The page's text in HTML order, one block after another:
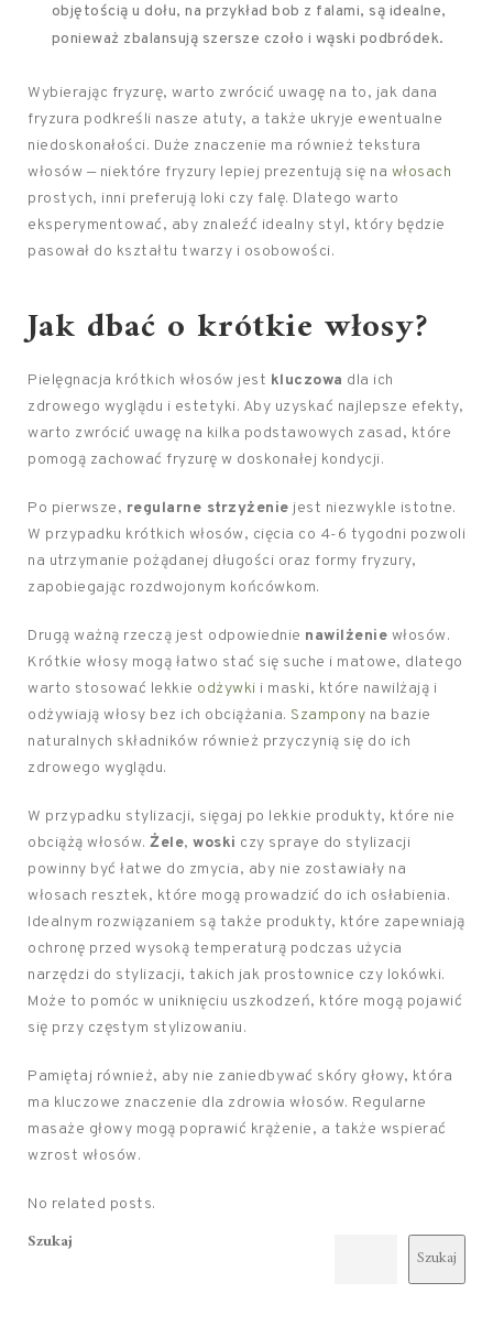
objętością u dołu, na przykład bob z falami, są idealne,
ponieważ zbalansują szersze czoło i wąski podbródek.
Wybierając fryzurę, warto zwrócić uwagę na to, jak dana
fryzura podkreśli nasze atuty, a także ukryje ewentualne
niedoskonałości. Duże znaczenie ma również tekstura
włosów — niektóre fryzury lepiej prezentują się na włosach
prostych, inni preferują loki czy falę. Dlatego warto
eksperymentować, aby znaleźć idealny styl, który będzie
pasował do kształtu twarzy i osobowości.
Jak dbać o krótkie włosy?
Pielęgnacja krótkich włosów jest kluczowa dla ich
zdrowego wyglądu i estetyki. Aby uzyskać najlepsze efekty,
warto zwrócić uwagę na kilka podstawowych zasad, które
pomogą zachować fryzurę w doskonałej kondycji.
Po pierwsze, regularne strzyżenie jest niezwykle istotne.
W przypadku krótkich włosów, cięcia co 4-6 tygodni pozwoli
na utrzymanie pożądanej długości oraz formy fryzury,
zapobiegając rozdwojonym końcówkom.
Drugą ważną rzeczą jest odpowiednie nawilżenie włosów.
Krótkie włosy mogą łatwo stać się suche i matowe, dlatego
warto stosować lekkie odżywki i maski, które nawilżają i
odżywiają włosy bez ich obciążania. Szampony na bazie
naturalnych składników również przyczynią się do ich
zdrowego wyglądu.
W przypadku stylizacji, sięgaj po lekkie produkty, które nie
obciążą włosów. Żele, woski czy spraye do stylizacji
powinny być łatwe do zmycia, aby nie zostawiały na
włosach resztek, które mogą prowadzić do ich osłabienia.
Idealnym rozwiązaniem są także produkty, które zapewniają
ochronę przed wysoką temperaturą podczas użycia
narzędzi do stylizacji, takich jak prostownice czy lokówki.
Może to pomóc w uniknięciu uszkodzeń, które mogą pojawić
się przy częstym stylizowaniu.
Pamiętaj również, aby nie zaniedbywać skóry głowy, która
ma kluczowe znaczenie dla zdrowia włosów. Regularne
masaże głowy mogą poprawić krążenie, a także wspierać
wzrost włosów.
No related posts.
Szukaj
Szukaj